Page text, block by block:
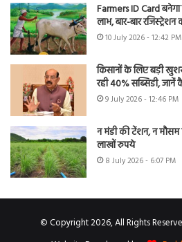
Farmers ID Card
लाभ, बार-बार
10 July 2026 - 12:42 PM
किसानों के लिए बड़ी
रही 40% सब्सिडी,
9 July 2026 - 12:46 PM
न मंडी की टेंशन, न
लाखों रुपये
8 July 2026 - 6:07 PM
© Copyright 2026, All Rights